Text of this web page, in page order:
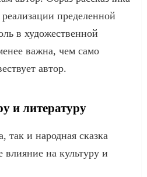
пределенной
в художественной
важна, чем само
автор.
и литературу
так и народная сказка
влияние на культуру и